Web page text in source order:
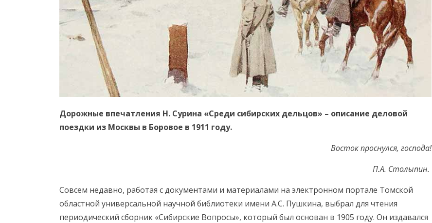
Дорожные впечатления Н. Сурина «Среди сибирских дельцов» – описание деловой
поездки из Москвы в Боровое в 1911 году.
Восток проснулся, господа!
П.А. Столыпин.
Совсем недавно, работая с документами и материалами на электронном портале Томской
областной универсальной научной библиотеки имени А.С. Пушкина, выбрал для чтения
периодический сборник «Сибирские Вопросы», который был основан в 1905 году. Он издавался